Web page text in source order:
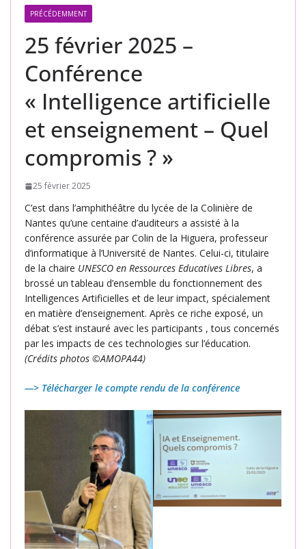
PRÉCÉDEMMENT
25 février 2025 –
Conférence
« Intelligence artificielle
et enseignement – Quel
compromis ? »
25 février 2025
C’est dans l’amphithéâtre du lycée de la Colinière de
Nantes qu’une centaine d’auditeurs a assisté à la
conférence assurée par Colin de la Higuera, professeur
d’informatique à l’Université de Nantes. Celui-ci, titulaire
de la chaire UNESCO en Ressources Educatives Libres, a
brossé un tableau d’ensemble du fonctionnement des
Intelligences Artificielles et de leur impact, spécialement
en matière d’enseignement. Après ce riche exposé, un
débat s’est instauré avec les participants , tous concernés
par les impacts de ces technologies sur l’éducation.
(Crédits photos ©AMOPA44)
—> Télécharger le compte rendu de la conférence